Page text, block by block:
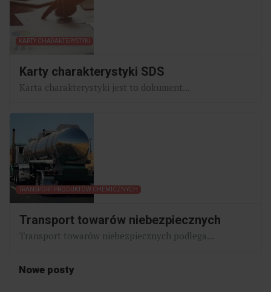
KARTY CHARAKTERYSTYKI
Karty charakterystyki SDS
Karta charakterystyki jest to dokument...
TRANSPORT PRODUKTÓW CHEMICZNYCH
Transport towarów niebezpiecznych
Transport towarów niebezpiecznych podlega...
Nowe posty